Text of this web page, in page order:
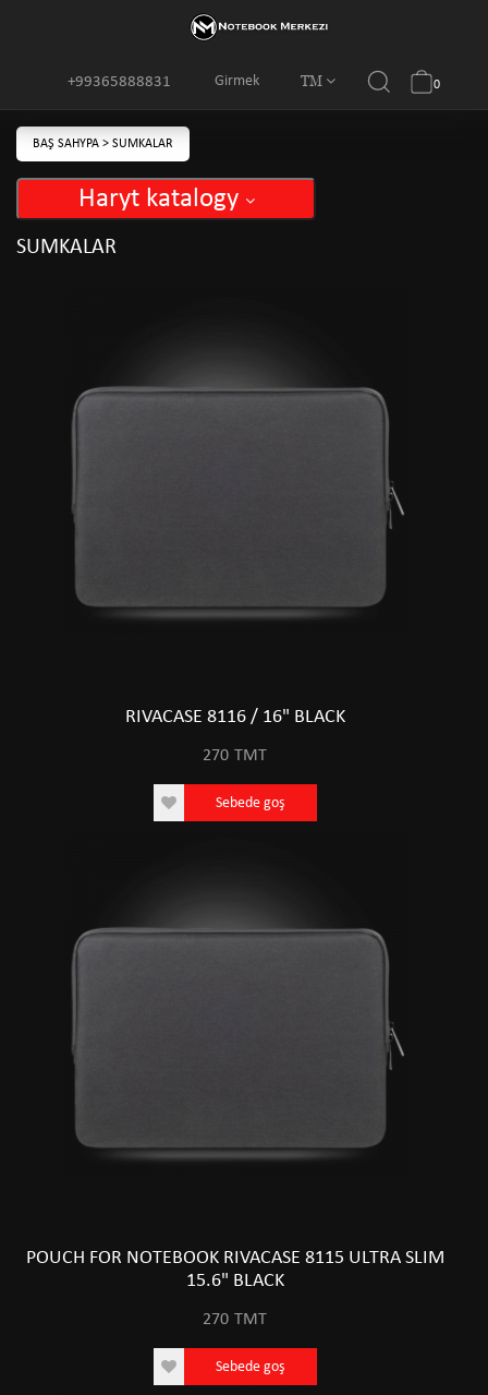
Girmek TM
+99365888831 0
BAŞ SAHYPA > SUMKALAR
Haryt katalogy
SUMKALAR
RIVACASE 8116 / 16" BLACK
270 TMT
Sebede goş
POUCH FOR NOTEBOOK RIVACASE 8115 ULTRA SLIM
15.6" BLACK
270 TMT
Sebede goş